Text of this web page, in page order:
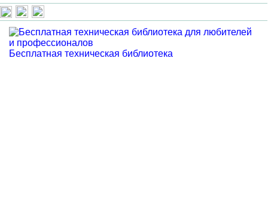
Бесплатная техническая библиотека